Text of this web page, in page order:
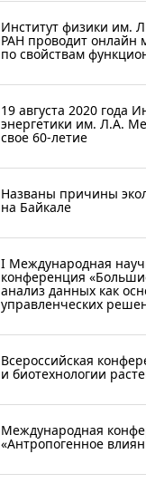
Институт физики им.
РАН проводит онлайн
по свойствам
19 августа 2020 года
энергетики им. Л.А.
свое 60-летие
Названы причины
на Байкале
I Международная
конференция
анализ данных как
управленческих
Всероссийская
и биотехнологии
Международная
«Антропогенное